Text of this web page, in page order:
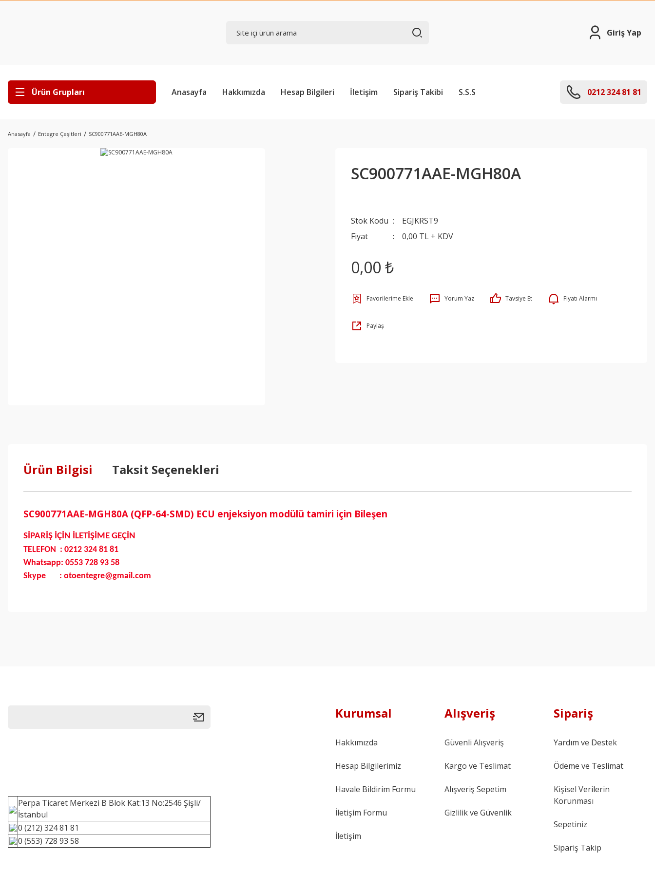
Giriş Yap
Ürün Grupları Anasayfa Hakkımızda Hesap Bilgileri İletişim Sipariş Takibi S.S.S 0212 324 81 81
Anasayfa Entegre Çeşitleri SC900771AAE-MGH80A
SC900771AAE-MGH80A
Stok Kodu
EGJKRST9
Fiyat
0,00 TL + KDV
0,00 ₺
Yorum Yaz Tavsiye Et Fiyatı Alarmı
Paylaş
Ürün Bilgisi Taksit Seçenekleri
SC900771AAE-MGH80A (QFP-64-SMD) ECU enjeksiyon modülü tamiri için Bileşen
SİPARİŞ İÇİN İLETİŞİME GEÇİN
TELEFON : 0212 324 81 81
Whatsapp: 0553 728 93 58
Skype : otoentegre@gmail.com
Perpa Ticaret Merkezi B Blok Kat:13 No:2546 Şişli/
İstanbul
0 (212) 324 81 81
0 (553) 728 93 58
Kurumsal
Hakkımızda
Hesap Bilgilerimiz
Havale Bildirim Formu
İletişim Formu
İletişim
Alışveriş
Güvenli Alışveriş
Kargo ve Teslimat
Alışveriş Sepetim
Gizlilik ve Güvenlik
Sipariş
Yardım ve Destek
Ödeme ve Teslimat
Kişisel Verilerin
Korunması
Sepetiniz
Sipariş Takip